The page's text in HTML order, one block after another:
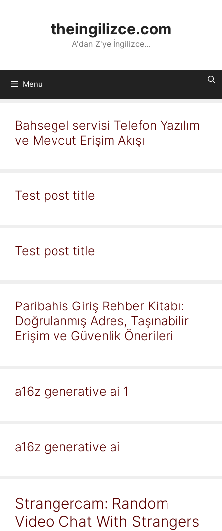
theingilizce.com
A'dan Z'ye İngilizce…
Menu
Bahsegel servisi Telefon Yazılım
ve Mevcut Erişim Akışı
Test post title
Test post title
Paribahis Giriş Rehber Kitabı:
Doğrulanmış Adres, Taşınabilir
Erişim ve Güvenlik Önerileri
a16z generative ai 1
a16z generative ai
Strangercam: Random
Video Chat With Strangers